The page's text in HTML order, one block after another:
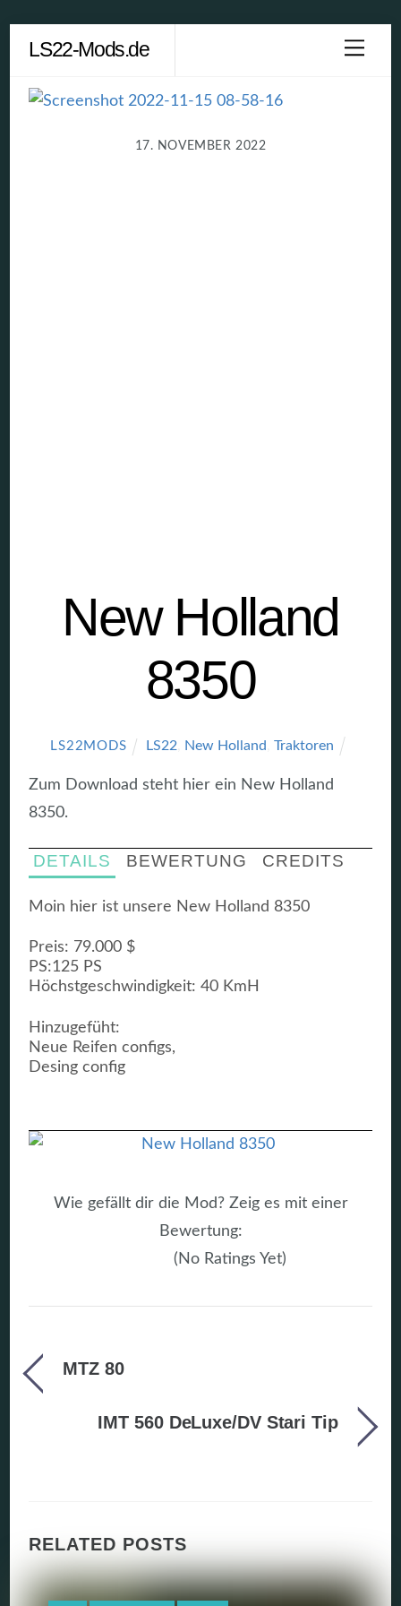
content
LS22-Mods.de
17. NOVEMBER 2022
New Holland
8350
LS22MODS LS22 New Holland Traktoren
Zum Download steht hier ein New Holland
8350.
DETAILS BEWERTUNG CREDITS
Moin hier ist unsere New Holland 8350
Preis: 79.000 $
PS:125 PS
Höchstgeschwindigkeit: 40 KmH
Hinzugefüht:
Neue Reifen configs,
Desing config
Wie gefällt dir die Mod? Zeig es mit einer
Bewertung:
(No Ratings Yet)
MTZ 80
IMT 560 DeLuxe/DV Stari Tip
RELATED POSTS